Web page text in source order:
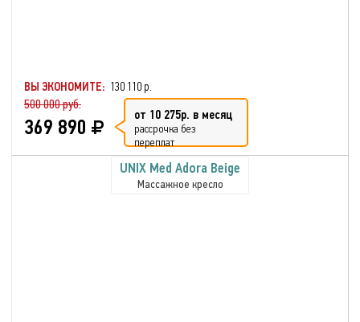
ВЫ ЭКОНОМИТЕ: 130 110 р.
500 000 руб.
369 890 от 10 275р. в месяц
рассрочка без
переплат
UNIX Med Adora Beige
Массажное кресло